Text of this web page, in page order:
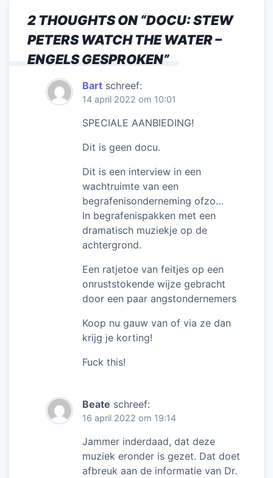
2 THOUGHTS ON “DOCU: STEW
PETERS WATCH THE WATER –
ENGELS GESPROKEN”
Bart schreef:
14 april 2022 om 10:01
SPECIALE AANBIEDING!
Dit is geen docu.
Dit is een interview in een
wachtruimte van een
begrafenisonderneming ofzo…
In begrafenispakken met een
dramatisch muziekje op de
achtergrond.
Een ratjetoe van feitjes op een
onruststokende wijze gebracht
door een paar angstondernemers
Koop nu gauw van of via ze dan
krijg je korting!
Fuck this!
Beate schreef:
16 april 2022 om 19:14
Jammer inderdaad, dat deze
muziek eronder is gezet. Dat doet
afbreuk aan de informatie van Dr.